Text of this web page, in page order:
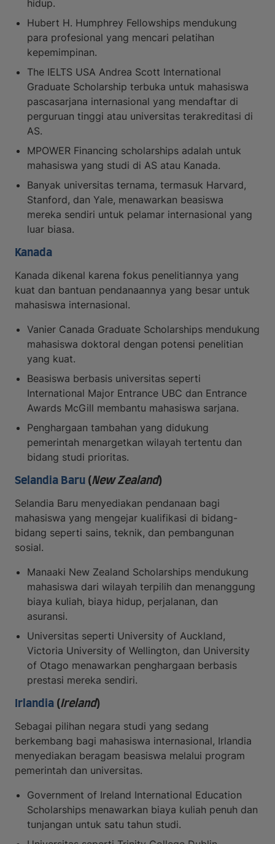
hidup.
Hubert H. Humphrey Fellowships mendukung
para profesional yang mencari pelatihan
kepemimpinan.
The IELTS USA Andrea Scott International
Graduate Scholarship terbuka untuk mahasiswa
pascasarjana internasional yang mendaftar di
perguruan tinggi atau universitas terakreditasi di
AS.
MPOWER Financing scholarships adalah untuk
mahasiswa yang studi di AS atau Kanada.
Banyak universitas ternama, termasuk Harvard,
Stanford, dan Yale, menawarkan beasiswa
mereka sendiri untuk pelamar internasional yang
luar biasa.
Kanada
Kanada dikenal karena fokus penelitiannya yang
kuat dan bantuan pendanaannya yang besar untuk
mahasiswa internasional.
Vanier Canada Graduate Scholarships mendukung
mahasiswa doktoral dengan potensi penelitian
yang kuat.
Beasiswa berbasis universitas seperti
International Major Entrance UBC dan Entrance
Awards McGill membantu mahasiswa sarjana.
Penghargaan tambahan yang didukung
pemerintah menargetkan wilayah tertentu dan
bidang studi prioritas.
Selandia Baru (New Zealand)
Selandia Baru menyediakan pendanaan bagi
mahasiswa yang mengejar kualifikasi di bidang-
bidang seperti sains, teknik, dan pembangunan
sosial.
Manaaki New Zealand Scholarships mendukung
mahasiswa dari wilayah terpilih dan menanggung
biaya kuliah, biaya hidup, perjalanan, dan
asuransi.
Universitas seperti University of Auckland,
Victoria University of Wellington, dan University
of Otago menawarkan penghargaan berbasis
prestasi mereka sendiri.
Irlandia (Ireland)
Sebagai pilihan negara studi yang sedang
berkembang bagi mahasiswa internasional, Irlandia
menyediakan beragam beasiswa melalui program
pemerintah dan universitas.
Government of Ireland International Education
Scholarships menawarkan biaya kuliah penuh dan
tunjangan untuk satu tahun studi.